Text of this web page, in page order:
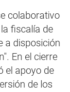
colaborativo
fiscalía de
a disposición
En el cierre
el apoyo de
de los